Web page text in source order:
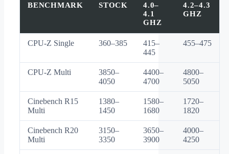
BENCHMARK STOCK
4.0–
4.1
GHZ
4.2–4.3
GHZ
CPU-Z Single 360–385
415–
445
455–475
CPU-Z Multi
3850–
4050
4400–
4700
4800–
5050
Cinebench R15
Multi
1380–
1450
1580–
1680
1720–
1820
Cinebench R20
Multi
3150–
3350
3650–
3900
4000–
4250